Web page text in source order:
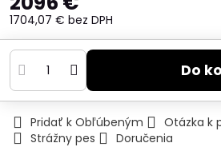
1704,07 € bez DPH
Do
Pridať k Obľúbeným
Otázka k
Strážny pes
Doručenia